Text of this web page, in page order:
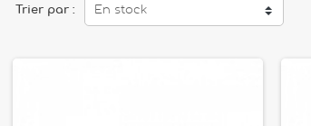
Trier par : En stock